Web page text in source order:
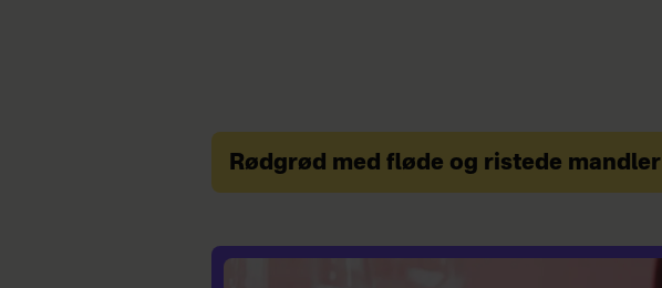
Rødgrød med fløde og ristede mandler